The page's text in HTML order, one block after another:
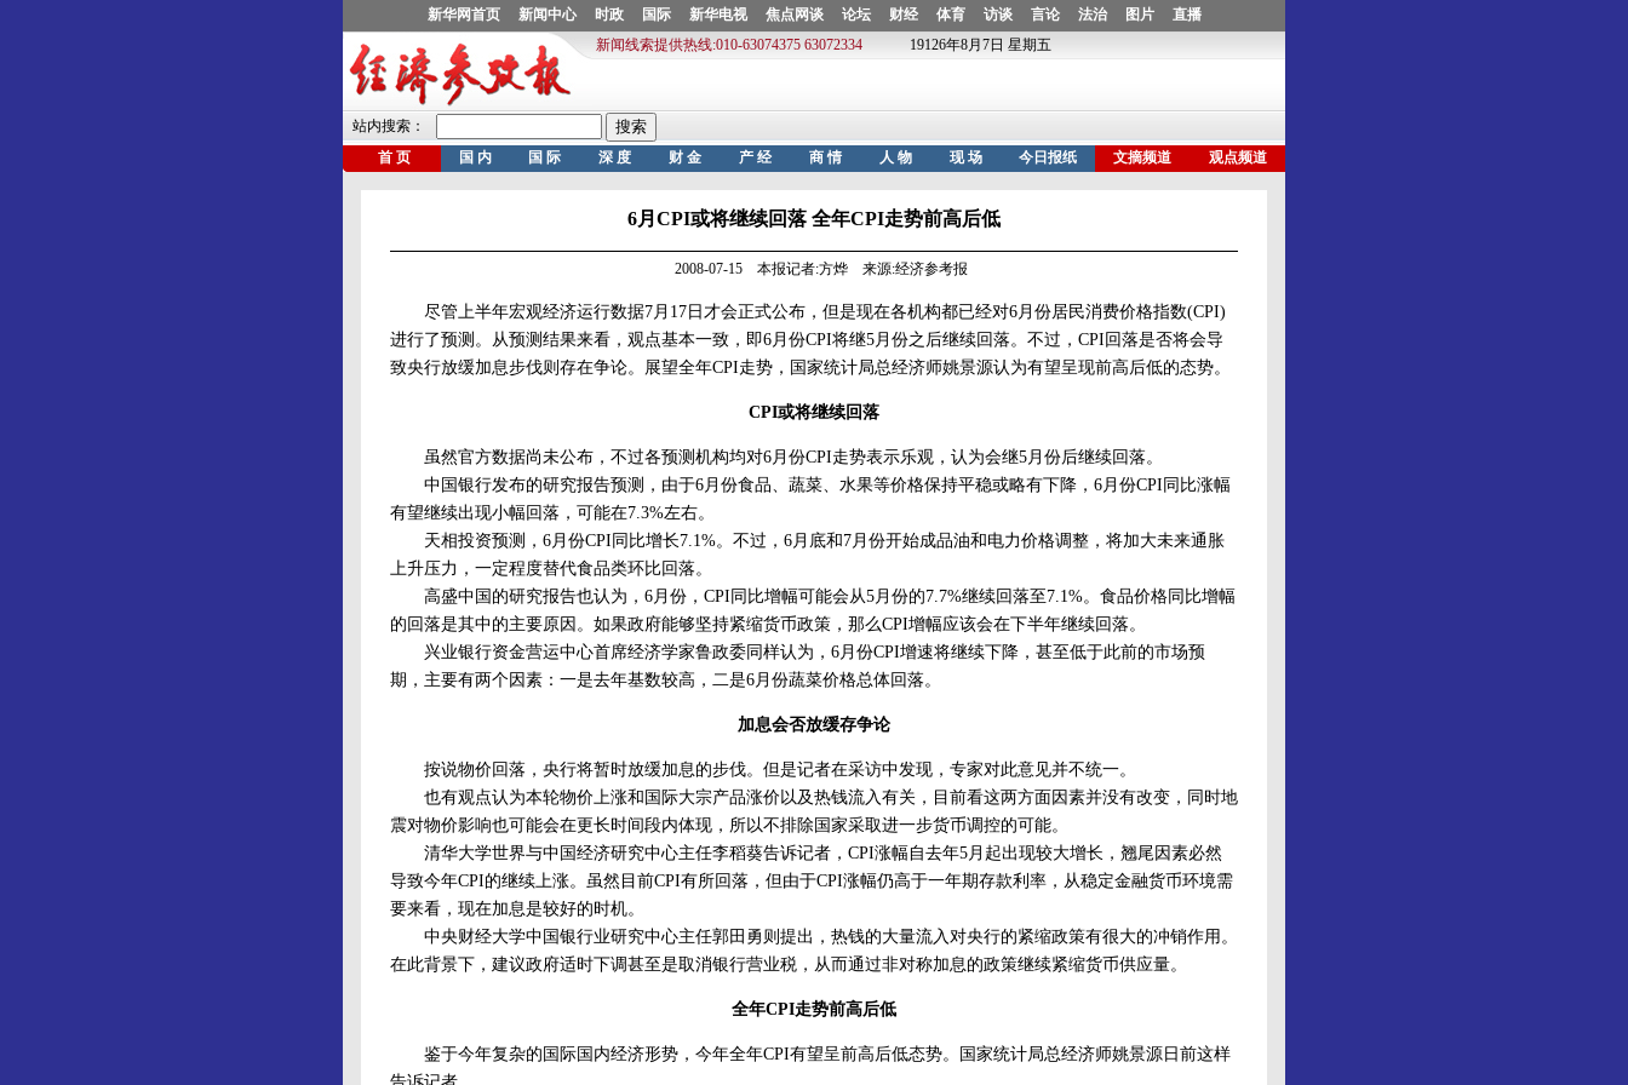
6月CPI或将继续回落 全年CPI走势前高后低
2008-07-15 本报记者:方烨 来源:经济参考报
尽管上半年宏观经济运行数据7月17日才会正式公布，但是现在各机构都已经对6月份居民消费价格指数(CPI)
进行了预测。从预测结果来看，观点基本一致，即6月份CPI将继5月份之后继续回落。不过，CPI回落是否将会导
致央行放缓加息步伐则存在争论。展望全年CPI走势，国家统计局总经济师姚景源认为有望呈现前高后低的态势。
CPI或将继续回落
虽然官方数据尚未公布，不过各预测机构均对6月份CPI走势表示乐观，认为会继5月份后继续回落。
中国银行发布的研究报告预测，由于6月份食品、蔬菜、水果等价格保持平稳或略有下降，6月份CPI同比涨幅
有望继续出现小幅回落，可能在7.3%左右。
天相投资预测，6月份CPI同比增长7.1%。不过，6月底和7月份开始成品油和电力价格调整，将加大未来通胀
上升压力，一定程度替代食品类环比回落。
高盛中国的研究报告也认为，6月份，CPI同比增幅可能会从5月份的7.7%继续回落至7.1%。食品价格同比增幅
的回落是其中的主要原因。如果政府能够坚持紧缩货币政策，那么CPI增幅应该会在下半年继续回落。
兴业银行资金营运中心首席经济学家鲁政委同样认为，6月份CPI增速将继续下降，甚至低于此前的市场预
期，主要有两个因素：一是去年基数较高，二是6月份蔬菜价格总体回落。
加息会否放缓存争论
按说物价回落，央行将暂时放缓加息的步伐。但是记者在采访中发现，专家对此意见并不统一。
也有观点认为本轮物价上涨和国际大宗产品涨价以及热钱流入有关，目前看这两方面因素并没有改变，同时地
震对物价影响也可能会在更长时间段内体现，所以不排除国家采取进一步货币调控的可能。
清华大学世界与中国经济研究中心主任李稻葵告诉记者，CPI涨幅自去年5月起出现较大增长，翘尾因素必然
导致今年CPI的继续上涨。虽然目前CPI有所回落，但由于CPI涨幅仍高于一年期存款利率，从稳定金融货币环境需
要来看，现在加息是较好的时机。
中央财经大学中国银行业研究中心主任郭田勇则提出，热钱的大量流入对央行的紧缩政策有很大的冲销作用。
在此背景下，建议政府适时下调甚至是取消银行营业税，从而通过非对称加息的政策继续紧缩货币供应量。
全年CPI走势前高后低
鉴于今年复杂的国际国内经济形势，今年全年CPI有望呈前高后低态势。国家统计局总经济师姚景源日前这样